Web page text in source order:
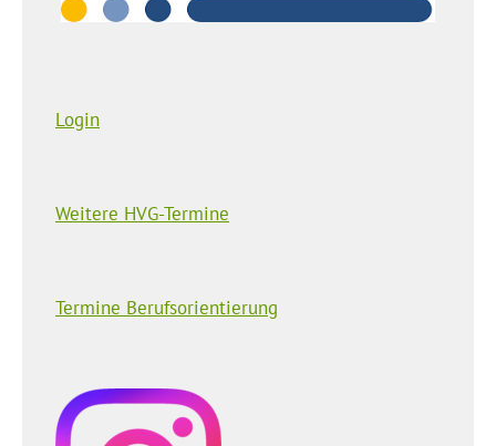
Login
Weitere HVG-Termine
Termine Berufsorientierung